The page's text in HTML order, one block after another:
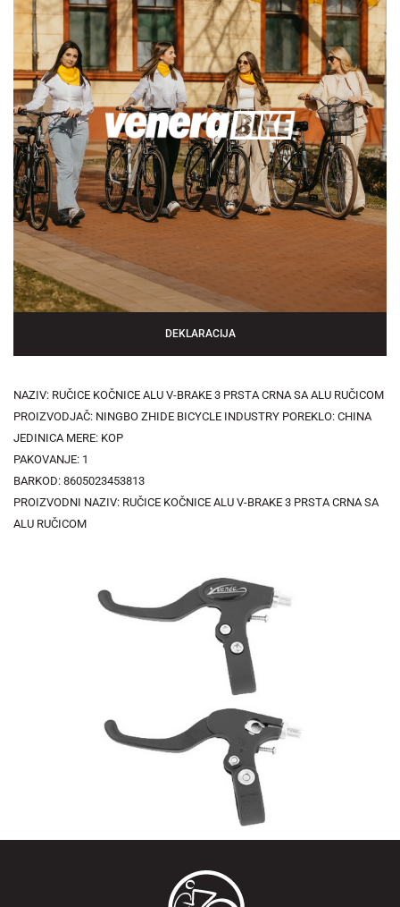
DEKLARACIJA
NAZIV: RUČICE KOČNICE ALU V-BRAKE 3 PRSTA CRNA SA ALU RUČICOM
PROIZVODJAČ: NINGBO ZHIDE BICYCLE INDUSTRY POREKLO: CHINA
JEDINICA MERE: KOP
PAKOVANJE: 1
BARKOD: 8605023453813
PROIZVODNI NAZIV: RUČICE KOČNICE ALU V-BRAKE 3 PRSTA CRNA SA
ALU RUČICOM